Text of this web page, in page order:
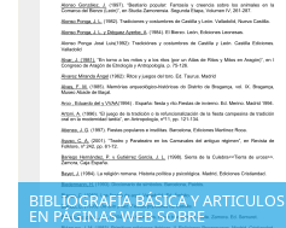
BIBLIOGRAFÍA BÁSICA Y ARTICULOS
EN PÁGINAS WEB SOBRE